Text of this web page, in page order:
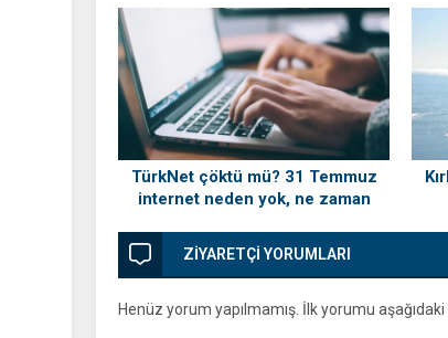
TürkNet çöktü mü? 31 Temmuz
internet neden yok, ne zaman
ZİYARETÇİ YORUMLARI
Henüz yorum yapılmamış. İlk yorumu